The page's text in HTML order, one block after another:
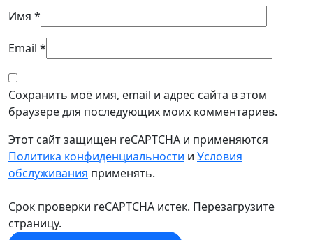
Имя *
Email *
Сохранить моё имя, email и адрес сайта в этом
браузере для последующих моих комментариев.
Этот сайт защищен reCAPTCHA и применяются
Политика конфиденциальности и Условия
обслуживания применять.
Срок проверки reCAPTCHA истек. Перезагрузите
страницу.